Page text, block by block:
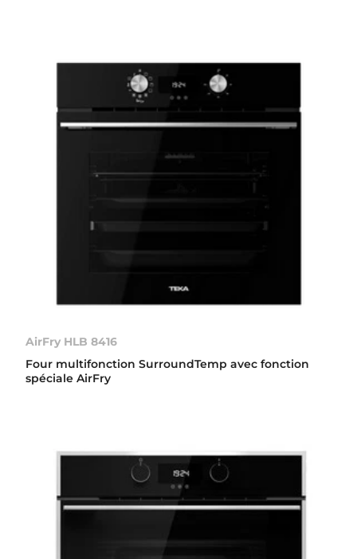
AirFry HLB 8416
Four multifonction SurroundTemp avec fonction
spéciale AirFry